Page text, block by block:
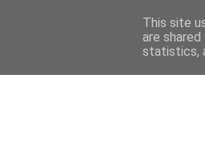
This site
are
statistics,